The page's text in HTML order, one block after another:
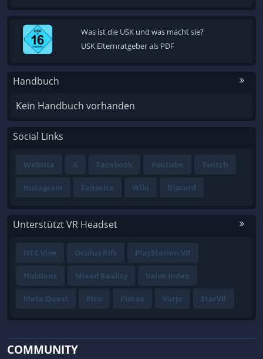
Was ist die USK und was macht sie?
USK Elternratgeber als PDF
Handbuch
Kein Handbuch vorhanden
Social Links
Website X Facebook Youtube Twitch
Instagram Fanseite Wiki Discord
Unterstützt VR Headset
HTC Vive Oculus Rift PlayStation VR
Hololens Mixed Reality Valve Index
Meta Quest Pico Pimax Varjo StarVR
COMMUNITY